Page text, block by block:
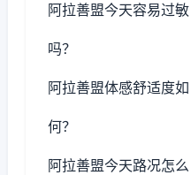
阿拉善盟今天容易过敏
吗？
阿拉善盟体感舒适度如
何？
阿拉善盟今天路况怎么